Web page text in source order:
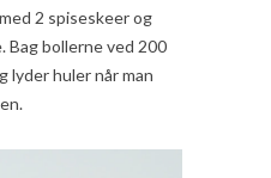
2 spiseskeer og
Bag bollerne ved 200
lyder huler når man